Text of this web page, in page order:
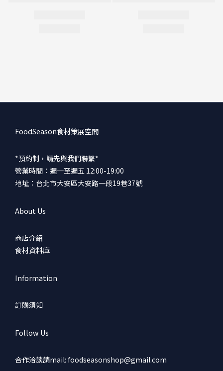
FoodSeason食材策展空間
*預約制，請先與我們聯繫*
營業時間：週一至週五 12:00-19:00
地址：台北市大安區大安路一段19巷37號
About Us
商店介紹
食材資料庫
Information
訂購須知
Follow Us
合作洽談請mail: foodseasonshop@gmail.com